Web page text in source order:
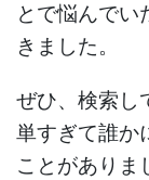
とで悩んでい
きました。
ぜひ、検索し
単すぎて誰か
ことがありま